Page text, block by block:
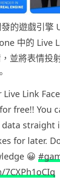
的遊戲引擎
中的 Live
並將表情投
Link
free!! You
straight
for later.
😀